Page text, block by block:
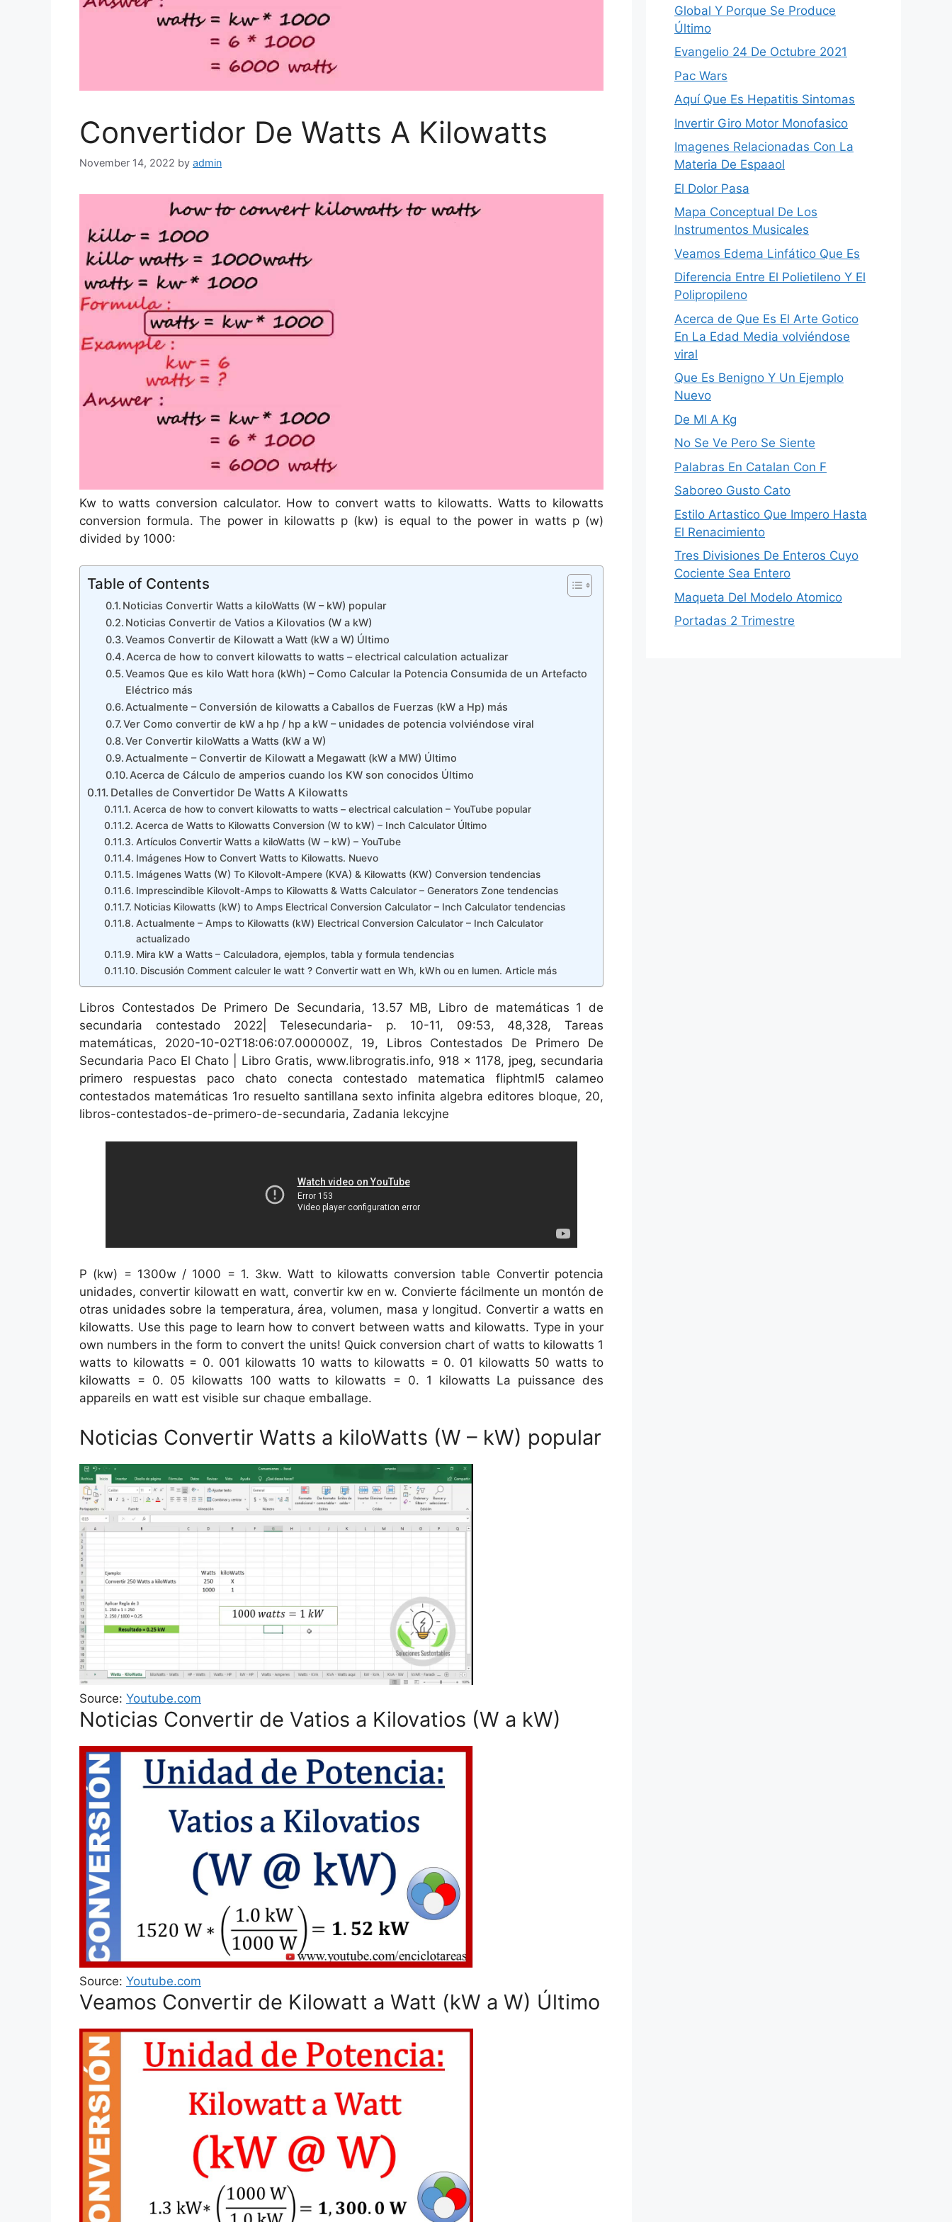
Convertidor De Watts A Kilowatts
November 14, 2022 by admin
Kw to watts conversion calculator. How to convert watts to kilowatts. Watts to kilowatts
conversion formula. The power in kilowatts p (kw) is equal to the power in watts p (w)
divided by 1000:
Table of Contents
Noticias Convertir Watts a kiloWatts (W – kW) popular
Noticias Convertir de Vatios a Kilovatios (W a kW)
Veamos Convertir de Kilowatt a Watt (kW a W) Último
Acerca de how to convert kilowatts to watts – electrical calculation actualizar
Veamos Que es kilo Watt hora (kWh) – Como Calcular la Potencia Consumida de un Artefacto
Eléctrico más
Actualmente – Conversión de kilowatts a Caballos de Fuerzas (kW a Hp) más
Ver Como convertir de kW a hp / hp a kW – unidades de potencia volviéndose viral
Ver Convertir kiloWatts a Watts (kW a W)
Actualmente – Convertir de Kilowatt a Megawatt (kW a MW) Último
Acerca de Cálculo de amperios cuando los KW son conocidos Último
Detalles de Convertidor De Watts A Kilowatts
Acerca de how to convert kilowatts to watts – electrical calculation – YouTube popular
Acerca de Watts to Kilowatts Conversion (W to kW) – Inch Calculator Último
Artículos Convertir Watts a kiloWatts (W – kW) – YouTube
Imágenes How to Convert Watts to Kilowatts. Nuevo
Imágenes Watts (W) To Kilovolt-Ampere (KVA) & Kilowatts (KW) Conversion tendencias
Imprescindible Kilovolt-Amps to Kilowatts & Watts Calculator – Generators Zone tendencias
Noticias Kilowatts (kW) to Amps Electrical Conversion Calculator – Inch Calculator tendencias
Actualmente – Amps to Kilowatts (kW) Electrical Conversion Calculator – Inch Calculator
actualizado
Mira kW a Watts – Calculadora, ejemplos, tabla y formula tendencias
Discusión Comment calculer le watt ? Convertir watt en Wh, kWh ou en lumen. Article más
Libros Contestados De Primero De Secundaria, 13.57 MB, Libro de matemáticas 1 de
secundaria contestado 2022| Telesecundaria- p. 10-11, 09:53, 48,328, Tareas
matemáticas, 2020-10-02T18:06:07.000000Z, 19, Libros Contestados De Primero De
Secundaria Paco El Chato | Libro Gratis, www.librogratis.info, 918 x 1178, jpeg, secundaria
primero respuestas paco chato conecta contestado matematica fliphtml5 calameo
contestados matemáticas 1ro resuelto santillana sexto infinita algebra editores bloque, 20,
libros-contestados-de-primero-de-secundaria, Zadania lekcyjne
P (kw) = 1300w / 1000 = 1. 3kw. Watt to kilowatts conversion table Convertir potencia
unidades, convertir kilowatt en watt, convertir kw en w. Convierte fácilmente un montón de
otras unidades sobre la temperatura, área, volumen, masa y longitud. Convertir a watts en
kilowatts. Use this page to learn how to convert between watts and kilowatts. Type in your
own numbers in the form to convert the units! Quick conversion chart of watts to kilowatts 1
watts to kilowatts = 0. 001 kilowatts 10 watts to kilowatts = 0. 01 kilowatts 50 watts to
kilowatts = 0. 05 kilowatts 100 watts to kilowatts = 0. 1 kilowatts La puissance des
appareils en watt est visible sur chaque emballage.
Noticias Convertir Watts a kiloWatts (W – kW) popular
Source: Youtube.com
Noticias Convertir de Vatios a Kilovatios (W a kW)
Source: Youtube.com
Veamos Convertir de Kilowatt a Watt (kW a W) Último
Global Y Porque Se Produce
Último
Evangelio 24 De Octubre 2021
Pac Wars
Aquí Que Es Hepatitis Sintomas
Invertir Giro Motor Monofasico
Imagenes Relacionadas Con La
Materia De Espaaol
El Dolor Pasa
Mapa Conceptual De Los
Instrumentos Musicales
Veamos Edema Linfático Que Es
Diferencia Entre El Polietileno Y El
Polipropileno
Acerca de Que Es El Arte Gotico
En La Edad Media volviéndose
viral
Que Es Benigno Y Un Ejemplo
Nuevo
De Ml A Kg
No Se Ve Pero Se Siente
Palabras En Catalan Con F
Saboreo Gusto Cato
Estilo Arta­stico Que Impero Hasta
El Renacimiento
Tres Divisiones De Enteros Cuyo
Cociente Sea Entero
Maqueta Del Modelo Atomico
Portadas 2 Trimestre